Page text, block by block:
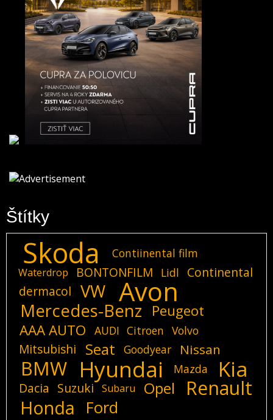
Štítky
Skoda Contiinental film
Waterdrop BONTONFILM Lidl
Continental
dermacol
VW Avon
Mercedes-Benz
Peugeot
AAA AUTO
AUDI Citroen Volvo
Mitsubishi Seat Goodyear Nissan
BMW Hyundai Mazda Kia
Dacia Suzuki Subaru Opel Renault
Honda Ford